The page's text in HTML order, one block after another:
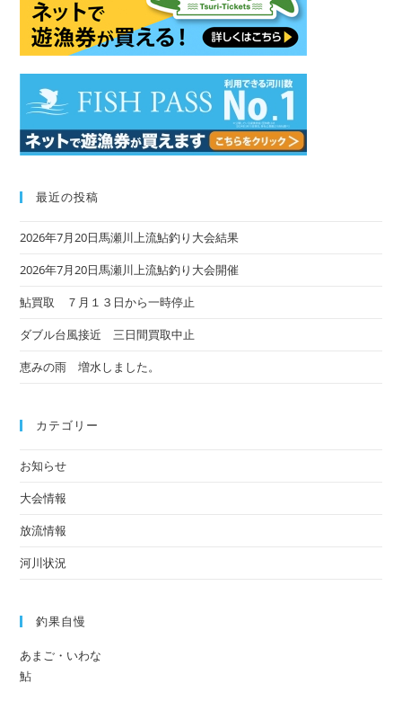
最近の投稿
2026年7月20日馬瀬川上流鮎釣り大会結果
2026年7月20日馬瀬川上流鮎釣り大会開催
鮎買取 ７月１３日から一時停止
ダブル台風接近 三日間買取中止
恵みの雨 増水しました。
カテゴリー
お知らせ
大会情報
放流情報
河川状況
釣果自慢
あまご・いわな
鮎